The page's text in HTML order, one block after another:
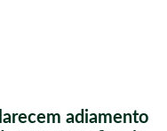
adiamento